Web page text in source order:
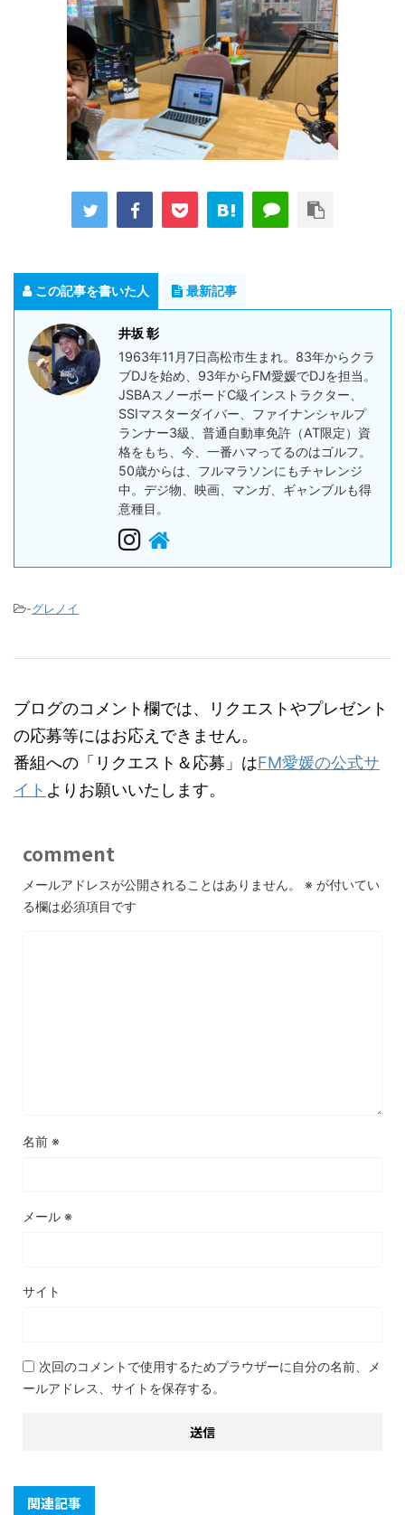
この記事を書いた人 最新記事
井坂 彰
1963年11月7日高松市生まれ。83年からクラ
ブDJを始め、93年からFM愛媛でDJを担当。
JSBAスノーボードC級インストラクター、
SSIマスターダイバー、ファイナンシャルプ
ランナー3級、普通自動車免許（AT限定）資
格をもち、今、一番ハマってるのはゴルフ。
50歳からは、フルマラソンにもチャレンジ
中。デジ物、映画、マンガ、ギャンブルも得
意種目。
-グレノイ
ブログのコメント欄では、リクエストやプレゼント
の応募等にはお応えできません。
番組への「リクエスト＆応募」はFM愛媛の公式サ
イト よりお願いいたします。
comment
メールアドレスが公開されることはありません。 ※ が付いてい
る欄は必須項目です
名前 ※
メール ※
サイト
次回のコメントで使用するためブラウザーに自分の名前、メ
ールアドレス、サイトを保存する。
関連記事